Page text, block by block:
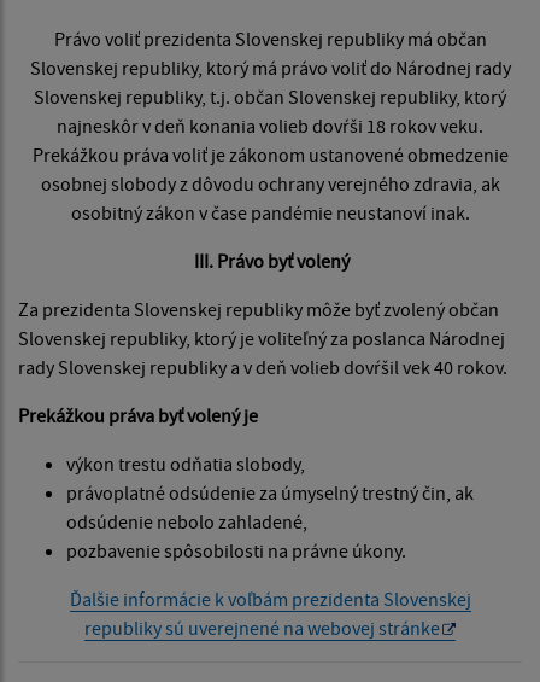
Právo voliť prezidenta Slovenskej republiky má občan
Slovenskej republiky, ktorý má právo voliť do Národnej rady
Slovenskej republiky, t.j. občan Slovenskej republiky, ktorý
najneskôr v deň konania volieb dovŕši 18 rokov veku.
Prekážkou práva voliť je zákonom ustanovené obmedzenie
osobnej slobody z dôvodu ochrany verejného zdravia, ak
osobitný zákon v čase pandémie neustanoví inak.
III. Právo byť volený
Za prezidenta Slovenskej republiky môže byť zvolený občan
Slovenskej republiky, ktorý je voliteľný za poslanca Národnej
rady Slovenskej republiky a v deň volieb dovŕšil vek 40 rokov.
Prekážkou práva byť volený je
výkon trestu odňatia slobody,
právoplatné odsúdenie za úmyselný trestný čin, ak
odsúdenie nebolo zahladené,
pozbavenie spôsobilosti na právne úkony.
Ďalšie informácie k voľbám prezidenta Slovenskej
republiky sú uverejnené na webovej stránke